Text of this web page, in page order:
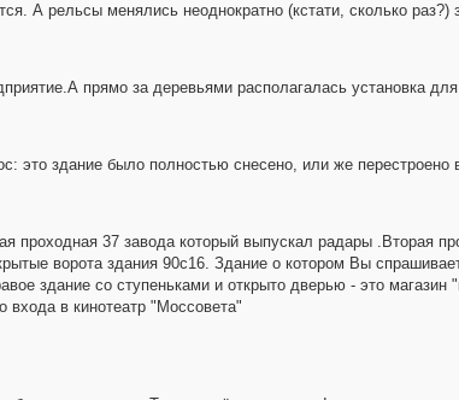
А рельсы менялись неоднократно (кстати, сколько раз?)
прямо за деревьями располагалась установка
это здание было полностью снесено, или же
проходная 37 завода который выпускал радары .Вторая
ворота здания 90с16. Здание о котором Вы
здание со ступеньками и открыто дверью - это магазин
входа в кинотеатр "Моссовета"